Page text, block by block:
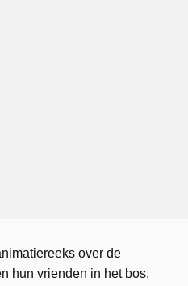
over de
hun vrienden in het bos.